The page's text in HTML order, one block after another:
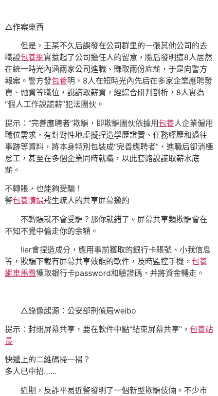
△作案東西
但是，王某不久后誤發在公司群里的一張其他公司的去
職證包養網實惹起了公司擔任人的留意，隨后發明這8人居然
在統一時光內涵兩家公司進職、賺取兩份底薪，于是向警方
報案。警方發包養明，8人在短時光內先后在多家企業應聘發
賣、融資等職位，說謊取薪資，經綜合研判剖析，8人實為
“個人工作說謊薪”犯法團伙。
提示：“完善應聘者”欺騙，即欺騙團伙依據用包養人企業僱用
職位需求，有針對性地虛擬捏造學歷證實、任務經歷和過往
事跡等資料，將本身特別包裝成“完善應聘者”，進職后卻消極
怠工，甚至在多個企業同時就職，以此套路說謊取薪水底
薪。
不轉賬，也能夠受騙！
警包養情婦戒生疏人的共享屏幕邀約
不轉賬就不會受騙？那你就錯了。屏幕共享類欺騙會在
不知不覺中偷走你的余額。
lier會捏造成分，應用事前獲取的銀行卡賬號、小我信息
等，欺騙下載有屏幕共享效能的軟件，及時監控手機， 包養
網車馬費獲取銀行卡password和驗證碼，并將資金轉走。
△錄像起源：公安部刑偵局weibo
提示：封閉屏幕共享，要在軟件中點“結束屏幕共享”。 包養站
長
快遞上的二維碼掃一掃？
多人已中招……
近期，反詐平易近警發明了一個新型欺騙伎倆。不少市